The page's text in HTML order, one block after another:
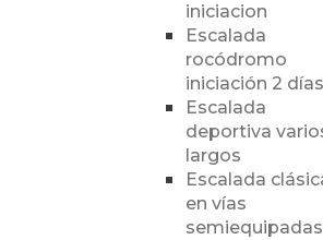
iniciacion
Escalada
rocódromo
iniciación 2 días
Escalada
deportiva
largos
Escalada
en vías
semiequipadas